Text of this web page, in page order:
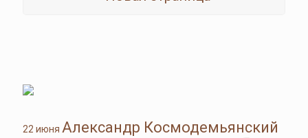
22 июня Александр Космодемьянский